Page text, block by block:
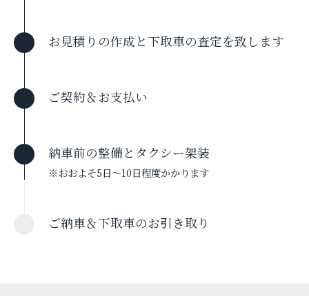
お見積りの作成と下取車の査定を致します
ご契約＆お支払い
納車前の整備とタクシー架装
※おおよそ5日〜10日程度かかります
ご納車＆下取車のお引き取り